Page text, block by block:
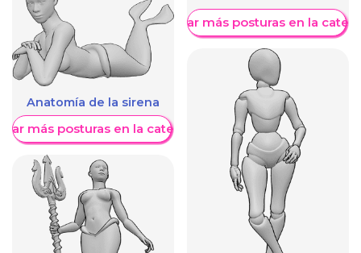
Anatomía de la sirena
más posturas en la categoría
Mostrar más posturas en la